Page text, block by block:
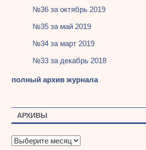
№36 за октябрь 2019
№35 за май 2019
№34 за март 2019
№33 за декабрь 2018
полный архив журнала
АРХИВЫ
А